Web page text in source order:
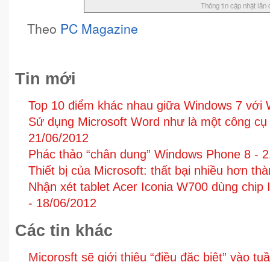
Thông tin cập nhật lần
Theo PC Magazine
Tin mới
Top 10 điểm khác nhau giữa Windows 7 với
Sử dụng Microsoft Word như là một công
21/06/2012
Phác thảo “chân dung” Windows Phone 8 -
Thiết bị của Microsoft: thất bại nhiều hơn
Nhận xét tablet Acer Iconia W700 dùng chip
- 18/06/2012
Các tin khác
Micorosft sẽ giới thiệu “điều đặc biệt” vào